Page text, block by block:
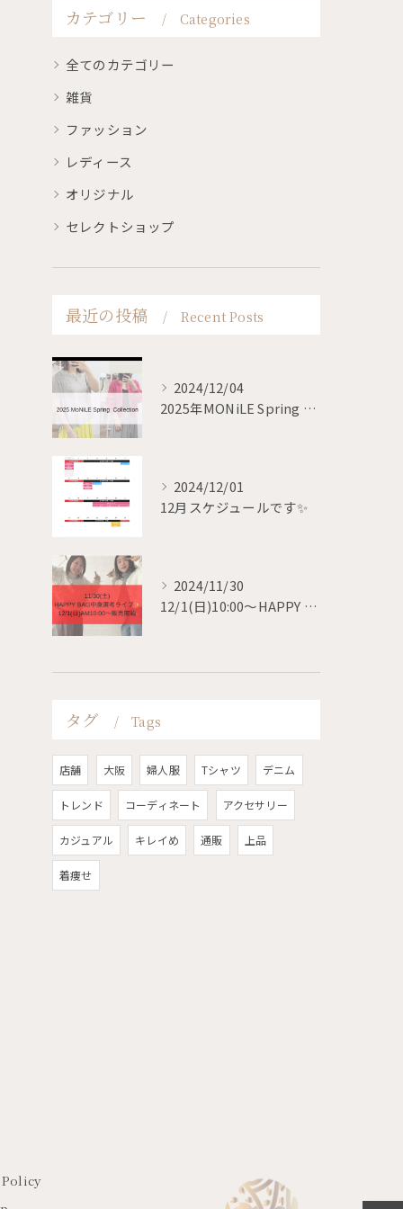
カテゴリー Categories
全てのカテゴリー
雑貨
ファッション
レディース
オリジナル
セレクトショップ
最近の投稿 Recent Posts
2024/12/04
2025年MONiLE Spring collection
2024/12/01
12月スケジュールです✨
2024/11/30
12/1(日)10:00〜HAPPY BAG 販売開始✨
タグ Tags
店舗 大阪 婦人服 Tシャツ デニム
トレンド コーディネート アクセサリー
カジュアル キレイめ 通販 上品
着痩せ